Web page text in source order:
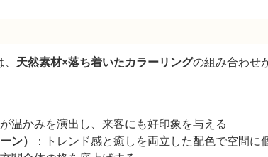
天然素材×落ち着いたカラーリングの組み合わせ
温かみを演出し、来客にも好印象を与える
ン）
：トレンド感と癒しを両立した配色で空間に